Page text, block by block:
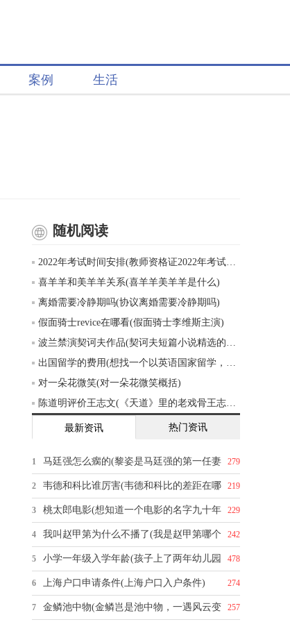
案例 生活
随机阅读
2022年考试时间安排(教师资格证2022年考试时间表)
喜羊羊和美羊羊关系(喜羊羊美羊羊是什么)
离婚需要冷静期吗(协议离婚需要冷静期吗)
假面骑士revice在哪看(假面骑士李维斯主演)
波兰禁演契诃夫作品(契诃夫短篇小说精选的创作背景)
出国留学的费用(想找一个以英语国家留学，一年的费用大概五六万的样子，有什么推荐吗)
对一朵花微笑(对一朵花微笑概括)
陈道明评价王志文(《天道》里的老戏骨王志文，你怎么评价他的演技)
最新资讯 热门资讯
1 279
马廷强怎么瘸的(黎姿是马廷强的第一任妻
2 219
韦德和科比谁厉害(韦德和科比的差距在哪
3 229
桃太郎电影(想知道一个电影的名字九十年
4 242
我叫赵甲第为什么不播了(我是赵甲第哪个
5 478
小学一年级入学年龄(孩子上了两年幼儿园
6 274
上海户口申请条件(上海户口入户条件)
7 257
金鳞池中物(金鳞岂是池中物，一遇风云变